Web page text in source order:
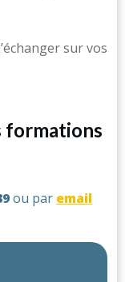
sur vos
formations
ou par email